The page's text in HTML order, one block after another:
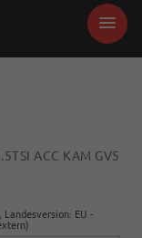
ACC KAM GV5
, Landesversion: EU -